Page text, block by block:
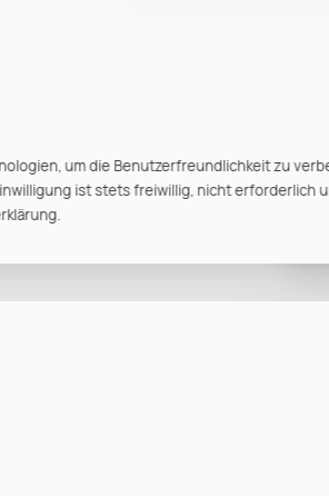
um die Benutzerfreundlichkeit zu
ist stets freiwillig, nicht erforderlich